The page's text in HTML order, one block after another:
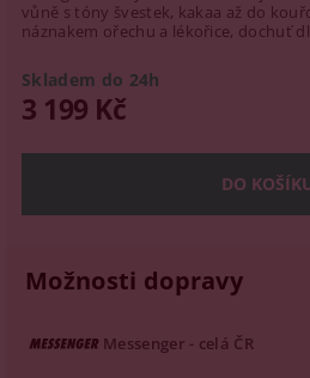
vůně s tóny švestek, kakaa až do
náznakem ořechu a lékořice, dochuť
Skladem do 24h
3 199 Kč
Možnosti dopravy
Messenger - celá ČR